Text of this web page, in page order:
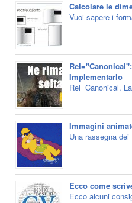
Calcolare le
Vuoi sapere i
Implementarlo
Rel=Canonical.
Immagini
Una rassegna
Ecco come
Ecco alcuni